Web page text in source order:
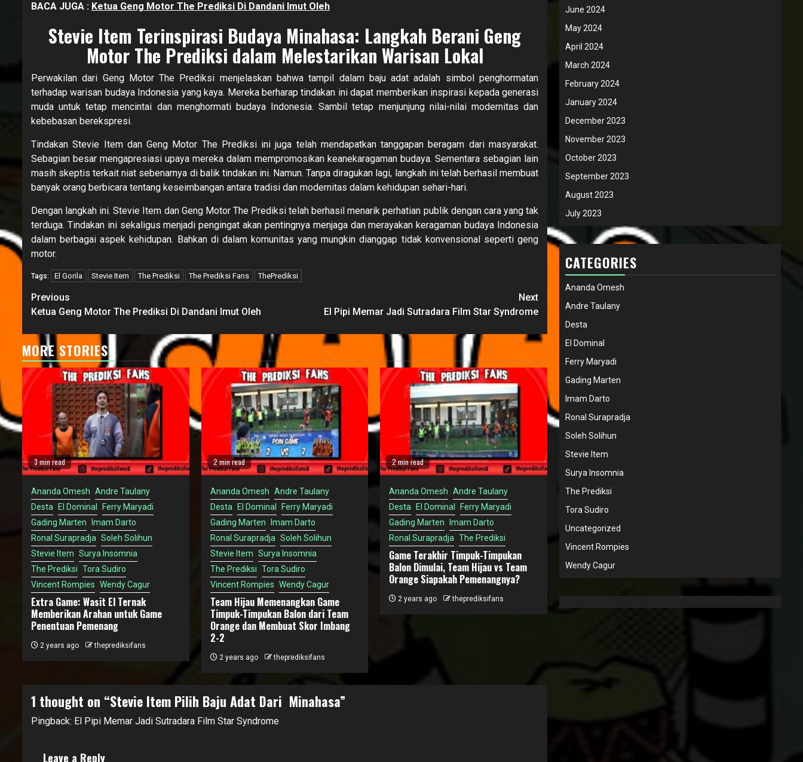
BACA JUGA : Ketua Geng Motor The Prediksi Di Dandani Imut Oleh
Stevie Item Terinspirasi Budaya Minahasa: Langkah Berani Geng
Motor The Prediksi dalam Melestarikan Warisan Lokal
Perwakilan dari Geng Motor The Prediksi menjelaskan bahwa tampil dalam baju adat adalah simbol penghormatan
terhadap warisan budaya Indonesia yang kaya. Mereka berharap tindakan ini dapat memberikan inspirasi kepada generasi
muda untuk tetap mencintai dan menghormati budaya Indonesia. Sambil tetap menjunjung nilai-nilai modernitas dan
kebebasan berekspresi.
Tindakan Stevie Item dan Geng Motor The Prediksi ini juga telah mendapatkan tanggapan beragam dari masyarakat.
Sebagian besar mengapresiasi upaya mereka dalam mempromosikan keanekaragaman budaya. Sementara sebagian lain
masih skeptis terkait niat sebenarnya di balik tindakan ini. Namun. Tanpa diragukan lagi, langkah ini telah berhasil membuat
banyak orang berbicara tentang keseimbangan antara tradisi dan modernitas dalam kehidupan sehari-hari.
Dengan langkah ini. Stevie Item dan Geng Motor The Prediksi telah berhasil menarik perhatian publik dengan cara yang tak
terduga. Tindakan ini sekaligus menjadi pengingat akan pentingnya menjaga dan merayakan keragaman budaya Indonesia
dalam berbagai aspek kehidupan. Bahkan di dalam komunitas yang mungkin dianggap tidak konvensional seperti geng
motor.
Tags: El Gorila Stevie Item The Prediksi The Prediksi Fans ThePrediksi
Continue
Reading
Previous
Ketua Geng Motor The Prediksi Di Dandani Imut Oleh
Next
El Pipi Memar Jadi Sutradara Film Star Syndrome
MORE STORIES
3 min read
Ananda Omesh Andre Taulany
Desta
El Dominal
Ferry Maryadi
Gading Marten
Imam Darto
Ronal Surapradja Soleh Solihun
Stevie Item Surya Insomnia
The Prediksi Tora Sudiro
Vincent Rompies Wendy Cagur
Extra Game: Wasit El Ternak
Memberikan Arahan untuk Game
Penentuan Pemenang
2 years ago theprediksifans
2 min read
Ananda Omesh Andre Taulany
Desta
El Dominal
Ferry Maryadi
Gading Marten
Imam Darto
Ronal Surapradja Soleh Solihun
Stevie Item Surya Insomnia
The Prediksi Tora Sudiro
Vincent Rompies Wendy Cagur
Team Hijau Memenangkan Game
Timpuk-Timpukan Balon dari Team
Orange dan Membuat Skor Imbang
2-2
2 years ago theprediksifans
2 min read
Ananda Omesh Andre Taulany
Desta
El Dominal
Ferry Maryadi
Gading Marten
Imam Darto
Ronal Surapradja The Prediksi
Game Terakhir Timpuk-Timpukan
Balon Dimulai, Team Hijau vs Team
Orange Siapakah Pemenangnya?
2 years ago theprediksifans
1 thought on “Stevie Item Pilih Baju Adat Dari Minahasa”
Pingback: El Pipi Memar Jadi Sutradara Film Star Syndrome
Leave a Reply
June 2024
May 2024
April 2024
March 2024
February 2024
January 2024
December 2023
November 2023
October 2023
September 2023
August 2023
July 2023
CATEGORIES
Ananda Omesh
Andre Taulany
Desta
El Dominal
Ferry Maryadi
Gading Marten
Imam Darto
Ronal Surapradja
Soleh Solihun
Stevie Item
Surya Insomnia
The Prediksi
Tora Sudiro
Uncategorized
Vincent Rompies
Wendy Cagur